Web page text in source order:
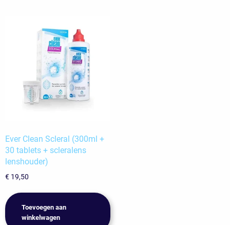
Ever Clean Scleral (300ml +
30 tablets + scleralens
lenshouder)
€ 19,50
Toevoegen aan
winkelwagen